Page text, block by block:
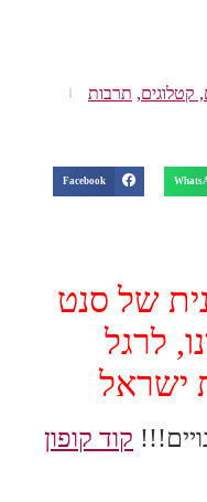
קטלוגים, תרבות
Facebook
של סנט
לרגל
קוד קופון